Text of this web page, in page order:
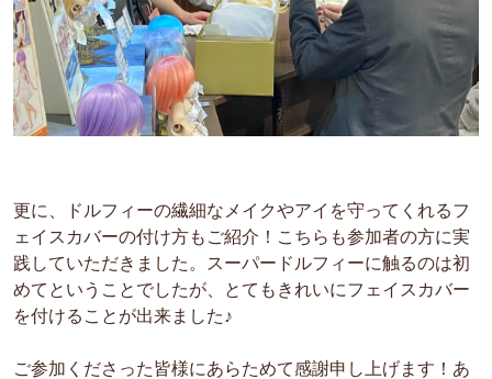
更に、ドルフィーの繊細なメイクやアイを守ってくれるフ
ェイスカバーの付け方もご紹介！こちらも参加者の方に実
践していただきました。スーパードルフィーに触るのは初
めてということでしたが、とてもきれいにフェイスカバー
を付けることが出来ました♪
ご参加くださった皆様にあらためて感謝申し上げます！ あ